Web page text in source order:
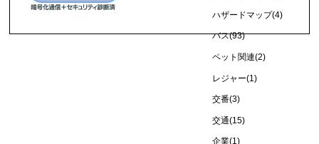
ハザードマップ(4)
バス(93)
ペット関連(2)
レジャー(1)
交番(3)
交通(15)
企業(1)